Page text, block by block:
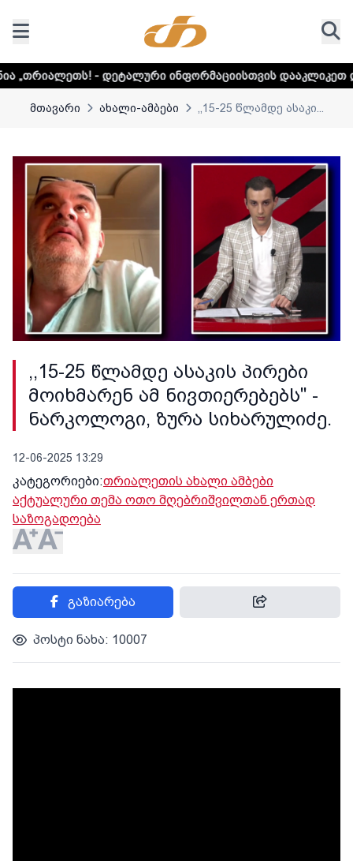
ინფორმაციისთვის დააკლიკეთ ლინკს
მთავარი ახალი-ამბები ,,15-25 წლამდე ასაკი...
,,15-25 წლამდე ასაკის პირები
მოიხმარენ ამ ნივთიერებებს'' -
ნარკოლოგი, ზურა სიხარულიძე.
12-06-2025 13:29
კატეგორიები:თრიალეთის ახალი ამბები
აქტუალური თემა ოთო მღებრიშვილთან ერთად
საზოგადოება
გაზიარება
პოსტი ნახა: 10007